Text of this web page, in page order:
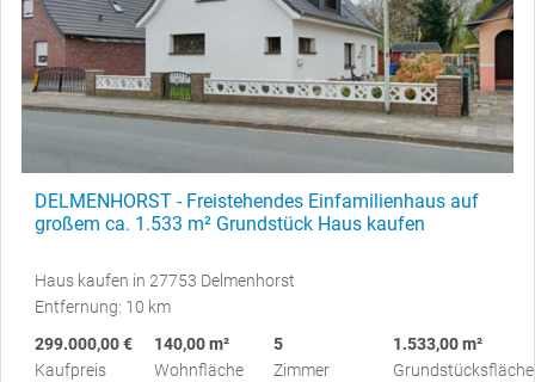
DELMENHORST - Freistehendes Einfamilienhaus auf
großem ca. 1.533 m² Grundstück Haus kaufen
Haus kaufen in 27753 Delmenhorst
Entfernung: 10 km
299.000,00 €
Kaufpreis
140,00 m²
Wohnfläche
5
Zimmer
1.533,00 m²
Grundstücksfläche